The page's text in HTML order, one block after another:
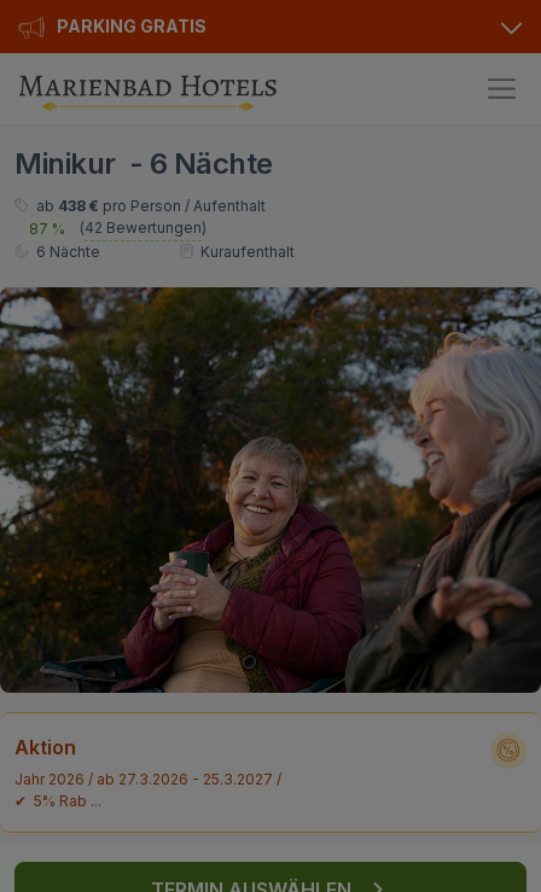
PARKING GRATIS
Hotels
Kurhotels
Ensana Hotels
Orea Hotels
Geschenkgutscheine
Sonderangebot
Kontakt
Kontakt
Über uns
Privat Transfer
FAQ
Minikur - 6 Nächte
ab 438 € pro Person / Aufenthalt
87 %
(42 Bewertungen)
6 Nächte
Kuraufenthalt
Aktion
Jahr 2026 / ab 27.3.2026 - 25.3.2027 /
✔ 5% Rab ...